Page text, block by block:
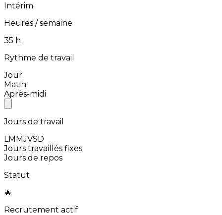
Intérim
Heures / semaine
⁨35⁩ h
Rythme de travail
Jour
Matin
Après-midi
Jours de travail
LMMJVSD
Jours travaillés fixes
Jours de repos
Statut
🔥
Recrutement actif